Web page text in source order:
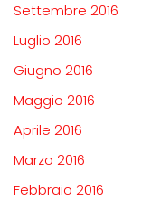
Settembre 2016
Luglio 2016
Giugno 2016
Maggio 2016
Aprile 2016
Marzo 2016
Febbraio 2016